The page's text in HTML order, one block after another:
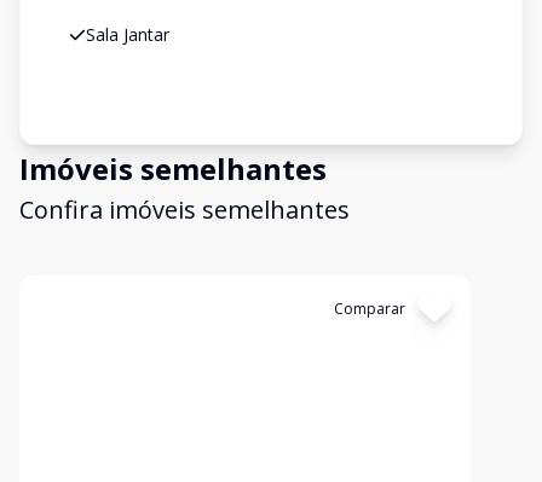
Sala Jantar
Imóveis semelhantes
Confira imóveis semelhantes
Comparar